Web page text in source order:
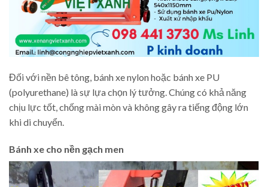
Đối với nền bê tông, bánh xe nylon hoặc bánh xe PU
(polyurethane) là sự lựa chọn lý tưởng. Chúng có khả năng
chịu lực tốt, chống mài mòn và không gây ra tiếng động lớn
khi di chuyển.
Bánh xe cho nền gạch men